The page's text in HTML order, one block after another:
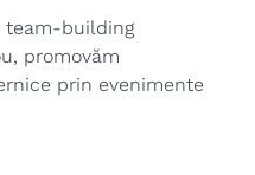
team-building
promovăm
prin evenimente